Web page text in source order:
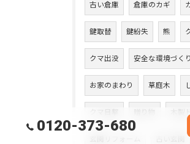
古い倉庫 倉庫のカギ
鍵取替 鍵紛失 熊
クマ出没 安全な環境づくり
お家のまわり 草庭木
木製
0120-373-680